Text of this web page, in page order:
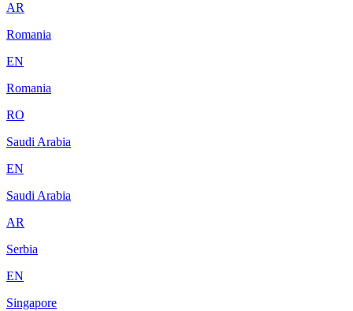
AR
Romania
EN
Romania
RO
Saudi Arabia
EN
Saudi Arabia
AR
Serbia
EN
Singapore